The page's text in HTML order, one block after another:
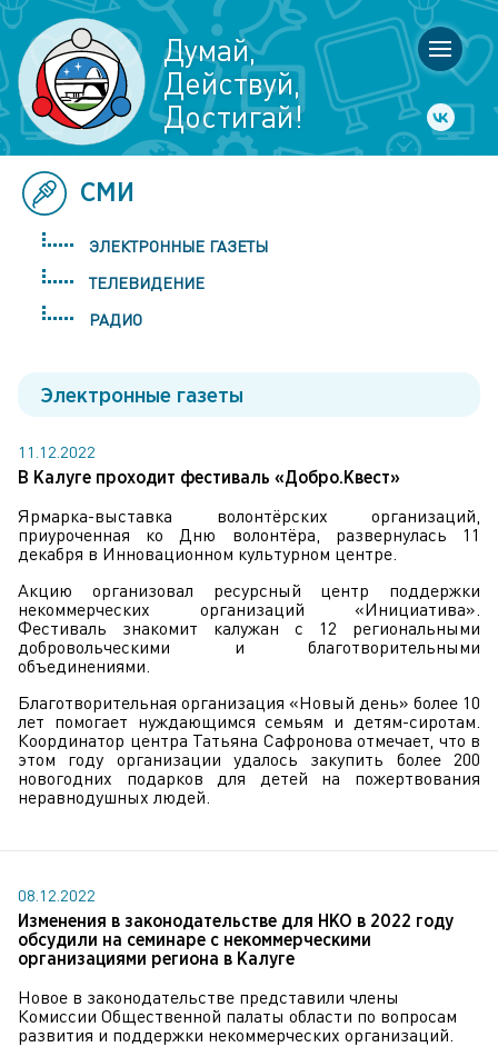
Думай,
Действуй,
Достигай!
СМИ
ЭЛЕКТРОННЫЕ ГАЗЕТЫ
ТЕЛЕВИДЕНИЕ
РАДИО
Электронные газеты
11.12.2022
В Калуге проходит фестиваль «Добро.Квест»
Ярмарка-выставка волонтёрских организаций,
приуроченная ко Дню волонтёра, развернулась 11
декабря в Инновационном культурном центре.
Акцию организовал ресурсный центр поддержки
некоммерческих организаций «Инициатива».
Фестиваль знакомит калужан с 12 региональными
добровольческими и благотворительными
объединениями.
Благотворительная организация «Новый день» более 10
лет помогает нуждающимся семьям и детям-сиротам.
Координатор центра Татьяна Сафронова отмечает, что в
этом году организации удалось закупить более 200
новогодних подарков для детей на пожертвования
неравнодушных людей.
08.12.2022
Изменения в законодательстве для НКО в 2022 году
обсудили на семинаре с некоммерческими
организациями региона в Калуге
Новое в законодательстве представили члены
Комиссии Общественной палаты области по вопросам
развития и поддержки некоммерческих организаций.